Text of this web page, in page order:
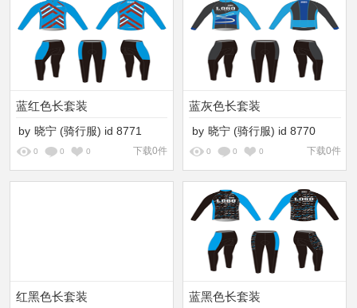
蓝红色长套装
by 晓宁 (骑行服) id 8771
0 0 0 下载0件
蓝灰色长套装
by 晓宁 (骑行服) id 8770
0 0 0 下载0件
红黑色长套装 蓝黑色长套装